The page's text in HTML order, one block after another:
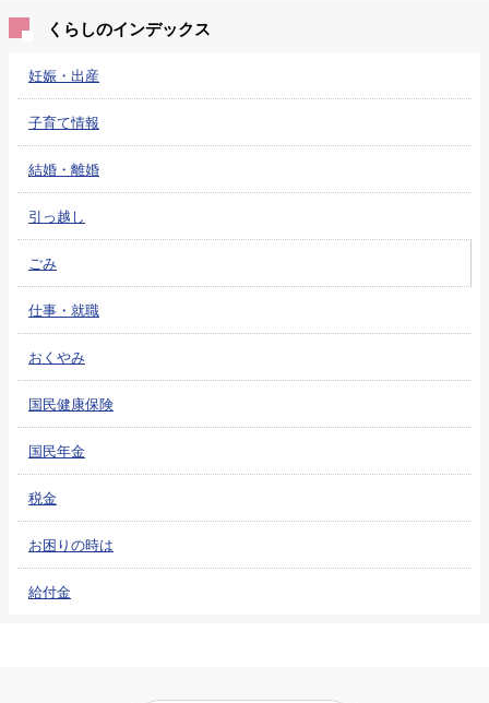
くらしのインデックス
妊娠・出産
子育て情報
結婚・離婚
引っ越し
ごみ
仕事・就職
おくやみ
国民健康保険
国民年金
税金
お困りの時は
給付金